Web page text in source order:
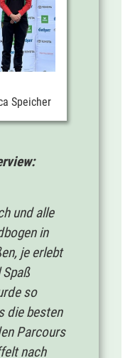
Speicher
und alle
in
je erlebt
so
die besten
Parcours
nach